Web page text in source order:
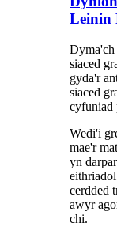
Leinin
Dyma'ch
siaced
gyda'r
siaced
cyfuniad
Wedi'i
mae'r
yn
cerdded
awyr
chi.